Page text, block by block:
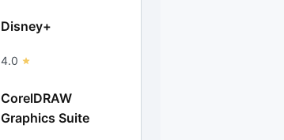
Disney+
4.0
CorelDRAW
Graphics Suite